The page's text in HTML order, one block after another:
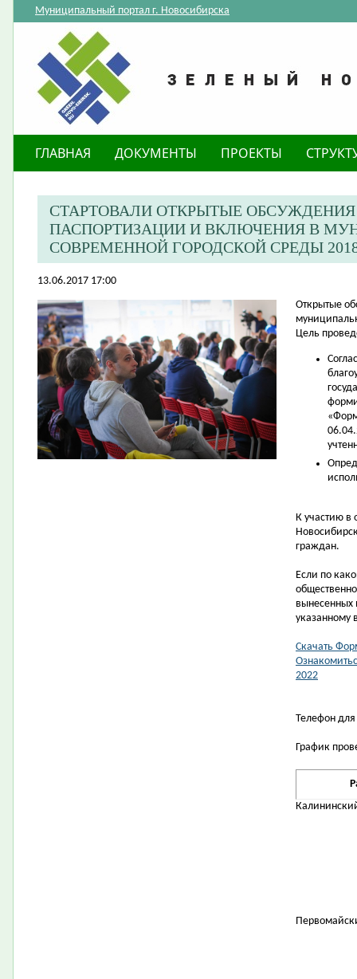
Муниципальный портал г. Новосибирска
ГЛАВНАЯ ДОКУМЕНТЫ ПРОЕКТЫ
СТАРТОВАЛИ ОТКРЫТЫЕ
ПАСПОРТИЗАЦИИ И ВКЛЮЧЕНИЯ В
СОВРЕМЕННОЙ ГОРОДСКОЙ СРЕДЫ
13.06.2017 17:00
​Открытые о
Цель
К участию в
граждан.
Если по
вынесенных
указанному
Скачать
2022
Телефон
График